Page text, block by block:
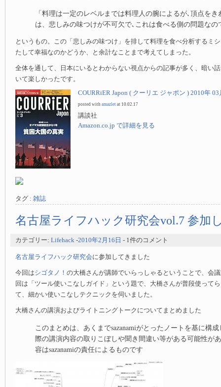
「料理は一定のレベルまでは料理人の腕によるが､頂点を
は、悲しみの味つけが不可欠で､これは食べる側の問題なの
というもの。この「悲しみの味つけ」を排して料理を食べ分析するミ
たして幸福なのかどうか、と余計なことまで考えてしまった。
全体を通して、日本にいるとわからない視点からの記事が多く、暗い
いて楽しかったです。
COURRiER Japon ( クーリエ ジャポン ) 2010年
posted with amazlet at 10.02.17
講談社
Amazon.co.jp で詳細を見る
タグ : 雑誌
名古屋ライフハック研究会vol.7 参加
カテゴリー: Lifehack -2010年2月16日 - 1件のコメント
名古屋ライフハック研究会に参加してきました
今回はシゴタノ！ の大橋さんが講師でいらっしゃるということで、会
回は「ツール使いこなしガイド」という題で、大橋さんが普段使って
て、細かい使いこなしテクニックを伺いました。
大橋さんの講演およびライトニングトークについてまとめました
このまとめは、あくまでsazanamiがとったノートを基に構
際の講演内容の取りこぼしや聞き間違い等がある可能性が
容はsazanamiの責任によるものです